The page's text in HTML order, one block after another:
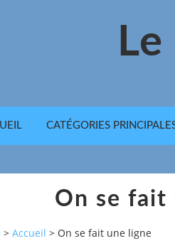
CATÉGORIES
On se fait
> Accueil > On se fait une ligne